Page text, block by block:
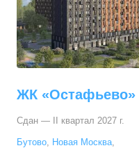
3-комн. кв.
67,2–79,5 м²
ЖК «Остафьево»
Сдан — II квартал 2027 г.
Бутово, Новая Москва,